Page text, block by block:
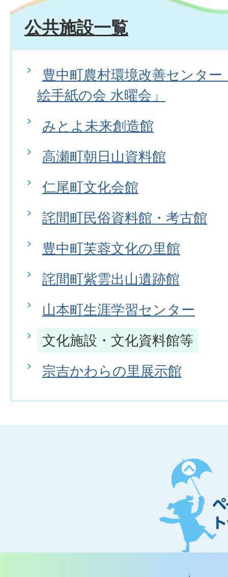
公共施設一覧
豊中町農村環境改善センタ
絵手紙の会 水曜会」
みとよ未来創造館
高瀬町朝日山資料館
仁尾町文化会館
詫間町民俗資料館・考古館
豊中町芙蓉文化の里館
詫間町紫雲出山遺跡館
山本町生涯学習センター
文化施設・文化資料館等
宗吉かわらの里展示館
ペ
ー
ジ
ト
ッ